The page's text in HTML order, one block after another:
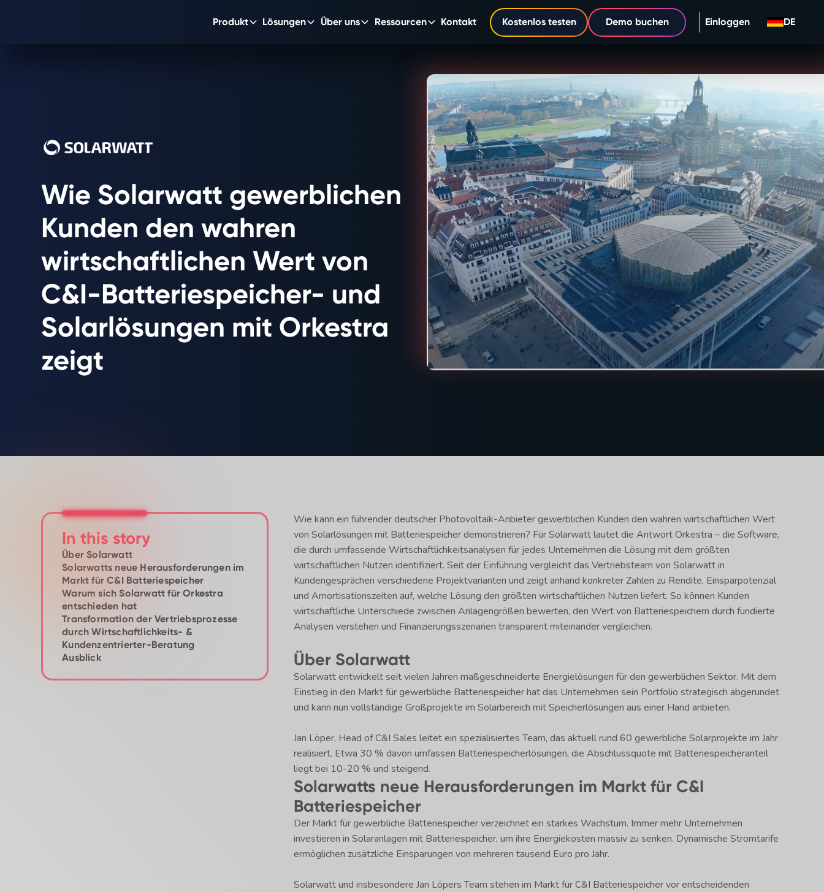
Produkt Lösungen Über uns Ressourcen Kontakt Kostenlos testen Demo buchen Einloggen DE
Wie Solarwatt gewerblichen
Kunden den wahren
wirtschaftlichen Wert von
C&I-Batteriespeicher- und
Solarlösungen mit Orkestra
zeigt
In this story
Über Solarwatt
Solarwatts neue Herausforderungen im
Markt für C&I Batteriespeicher
Warum sich Solarwatt für Orkestra
entschieden hat
Transformation der Vertriebsprozesse
durch Wirtschaftlichkeits- &
Kundenzentrierter-Beratung
Ausblick
Wie kann ein führender deutscher Photovoltaik-Anbieter gewerblichen Kunden den wahren wirtschaftlichen Wert
von Solarlösungen mit Batteriespeicher demonstrieren? Für Solarwatt lautet die Antwort Orkestra – die Software,
die durch umfassende Wirtschaftlichkeitsanalysen für jedes Unternehmen die Lösung mit dem größten
wirtschaftlichen Nutzen identifiziert. Seit der Einführung vergleicht das Vertriebsteam von Solarwatt in
Kundengesprächen verschiedene Projektvarianten und zeigt anhand konkreter Zahlen zu Rendite, Einsparpotenzial
und Amortisationszeiten auf, welche Lösung den größten wirtschaftlichen Nutzen liefert. So können Kunden
wirtschaftliche Unterschiede zwischen Anlagengrößen bewerten, den Wert von Batteriespeichern durch fundierte
Analysen verstehen und Finanzierungsszenarien transparent miteinander vergleichen.
Über Solarwatt
Solarwatt entwickelt seit vielen Jahren maßgeschneiderte Energielösungen für den gewerblichen Sektor. Mit dem
Einstieg in den Markt für gewerbliche Batteriespeicher hat das Unternehmen sein Portfolio strategisch abgerundet
und kann nun vollständige Großprojekte im Solarbereich mit Speicherlösungen aus einer Hand anbieten.
Jan Löper, Head of C&I Sales leitet ein spezialisiertes Team, das aktuell rund 60 gewerbliche Solarprojekte im Jahr
realisiert. Etwa 30 % davon umfassen Batteriespeicherlösungen, die Abschlussquote mit Batteriespeicheranteil
liegt bei 10-20 % und steigend.
Solarwatts neue Herausforderungen im Markt für C&I
Batteriespeicher
Der Markt für gewerbliche Batteriespeicher verzeichnet ein starkes Wachstum. Immer mehr Unternehmen
investieren in Solaranlagen mit Batteriespeicher, um ihre Energiekosten massiv zu senken. Dynamische Stromtarife
ermöglichen zusätzliche Einsparungen von mehreren tausend Euro pro Jahr.
Solarwatt und insbesondere Jan Löpers Team stehen im Markt für C&I Batteriespeicher vor entscheidenden